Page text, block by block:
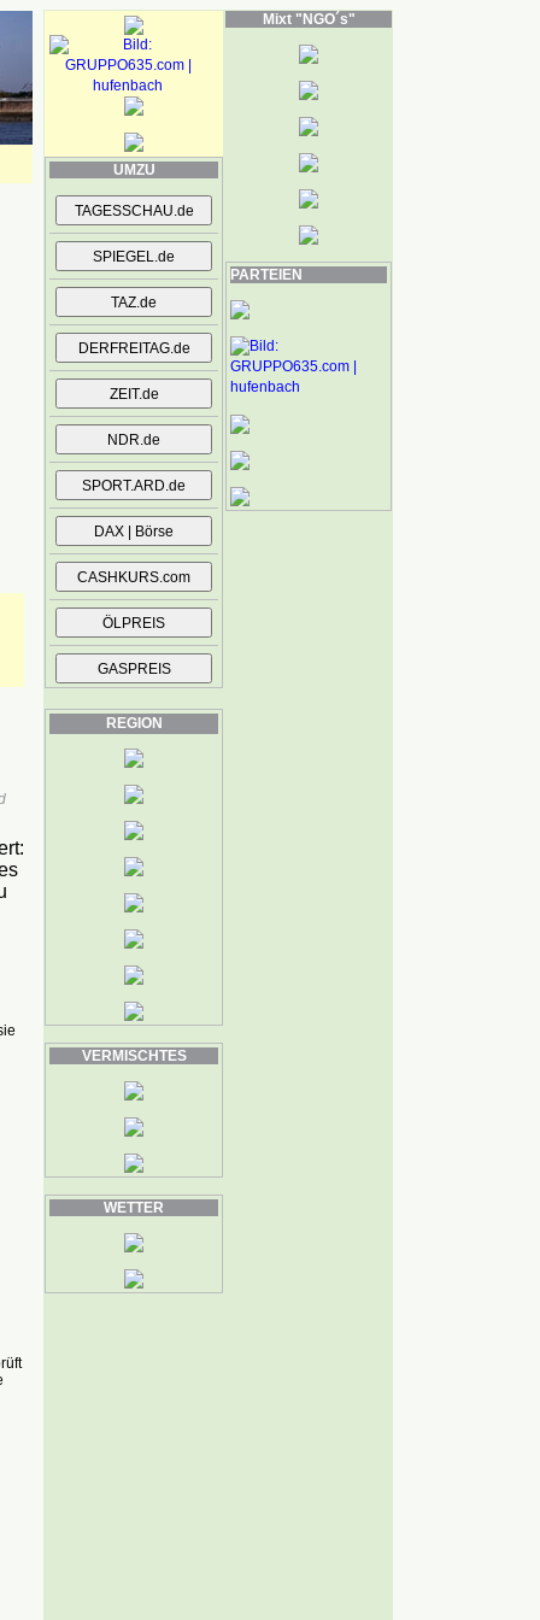
UMZU
REGION
VERMISCHTES
WETTER
Mixt "NGO´s"
PARTEIEN